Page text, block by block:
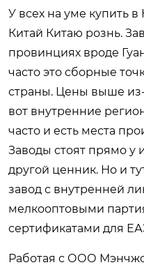
У всех на уме купить
Китай Китаю рознь.
провинциях вроде
часто это сборные
страны. Цены выше из-
вот внутренние
часто и есть места
Заводы стоят прямо у
другой ценник. Но и
завод с внутренней
мелкооптовыми
сертификатами для
Работая с ООО